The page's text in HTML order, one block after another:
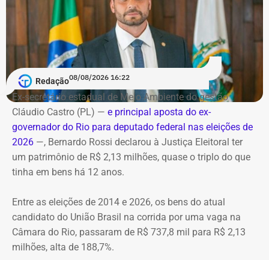
Serviço
Debate entre candidatos ao governo do estado do Rio de
Janeiro
Data: domingo, 09 de agosto de 2026
Horário: 20h
Transmissão: Canal Band, BandNews FM e YouTube do
TEMPO REAL
Pré-hora: 19h, com cobertura especial pelo YouTube do
TEMPO REAL
carbonizadas
O helicóptero explodiu ao cair na encosta, e chamas se
alastraram pela mata. De acordo com o Corpo de
Bombeiros, agentes especializados em combate a
incêndios florestais foram mobilizados e conseguiram
controlar o fogo.
A operação mobilizou cerca de 40 militares, 11 viaturas e
4 unidades operacionais.
Redação08/08/2026 16:22
Ex-secretário estadual de Meio Ambiente do gestão
Cláudio Castro (PL) — e principal aposta do ex-
governador do Rio para deputado federal nas eleições de
2026 —, Bernardo Rossi declarou à Justiça Eleitoral ter
um patrimônio de R$ 2,13 milhões, quase o triplo do que
tinha em bens há 12 anos.
Entre as eleições de 2014 e 2026, os bens do atual
candidato do União Brasil na corrida por uma vaga na
Câmara do Rio, passaram de R$ 737,8 mil para R$ 2,13
milhões, alta de 188,7%.